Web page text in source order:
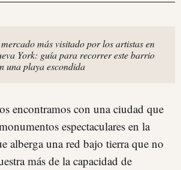
más visitado por los artistas en
York: guía para recorrer este barrio
una playa escondida
encontramos con una ciudad que
espectaculares en la
alberga una red bajo tierra que no
más de la capacidad de